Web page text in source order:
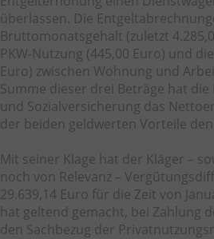
überlassen. Die
Bruttomonatsgehalt (zuletzt
PKW-Nutzung (445,00 Euro) und
Euro) zwischen Wohnung und
Summe dieser drei Beträge hat
und Sozialversicherung das
der beiden geldwerten Vorteile
Mit seiner Klage hat der Kläger –
noch von Relevanz –
29.639,14 Euro für die Zeit von
hat geltend gemacht, bei Zahlung
den Sachbezug der